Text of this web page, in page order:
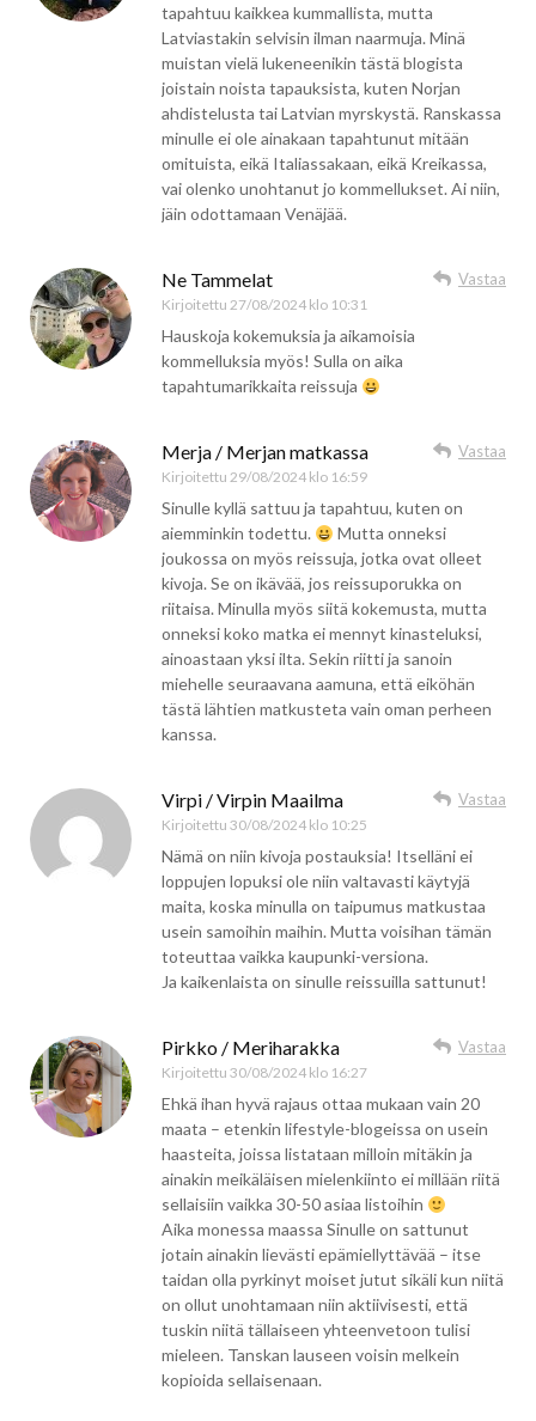
tapahtuu kaikkea kummallista, mutta
Latviastakin selvisin ilman naarmuja. Minä
muistan vielä lukeneenikin tästä blogista
joistain noista tapauksista, kuten Norjan
ahdistelusta tai Latvian myrskystä. Ranskassa
minulle ei ole ainakaan tapahtunut mitään
omituista, eikä Italiassakaan, eikä Kreikassa,
vai olenko unohtanut jo kommellukset. Ai niin,
jäin odottamaan Venäjää.
Ne Tammelat
Kirjoitettu 27/08/2024 klo 10:31
Vastaa
Hauskoja kokemuksia ja aikamoisia
kommelluksia myös! Sulla on aika
tapahtumarikkaita reissuja
Merja / Merjan matkassa
Kirjoitettu 29/08/2024 klo 16:59
Vastaa
Sinulle kyllä sattuu ja tapahtuu, kuten on
aiemminkin todettu.
Mutta onneksi
joukossa on myös reissuja, jotka ovat olleet
kivoja. Se on ikävää, jos reissuporukka on
riitaisa. Minulla myös siitä kokemusta, mutta
onneksi koko matka ei mennyt kinasteluksi,
ainoastaan yksi ilta. Sekin riitti ja sanoin
miehelle seuraavana aamuna, että eiköhän
tästä lähtien matkusteta vain oman perheen
kanssa.
Virpi / Virpin Maailma
Kirjoitettu 30/08/2024 klo 10:25
Vastaa
Nämä on niin kivoja postauksia! Itselläni ei
loppujen lopuksi ole niin valtavasti käytyjä
maita, koska minulla on taipumus matkustaa
usein samoihin maihin. Mutta voisihan tämän
toteuttaa vaikka kaupunki-versiona.
Ja kaikenlaista on sinulle reissuilla sattunut!
Pirkko / Meriharakka
Kirjoitettu 30/08/2024 klo 16:27
Vastaa
Ehkä ihan hyvä rajaus ottaa mukaan vain 20
maata – etenkin lifestyle-blogeissa on usein
haasteita, joissa listataan milloin mitäkin ja
ainakin meikäläisen mielenkiinto ei millään riitä
sellaisiin vaikka 30-50 asiaa listoihin
Aika monessa maassa Sinulle on sattunut
jotain ainakin lievästi epämiellyttävää – itse
taidan olla pyrkinyt moiset jutut sikäli kun niitä
on ollut unohtamaan niin aktiivisesti, että
tuskin niitä tällaiseen yhteenvetoon tulisi
mieleen. Tanskan lauseen voisin melkein
kopioida sellaisenaan.